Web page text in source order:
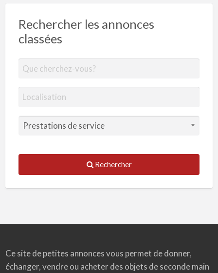
Rechercher les annonces
classées
Rechercher
Ce site de petites annonces vous permet de donner,
échanger, vendre ou acheter des objets de seconde main